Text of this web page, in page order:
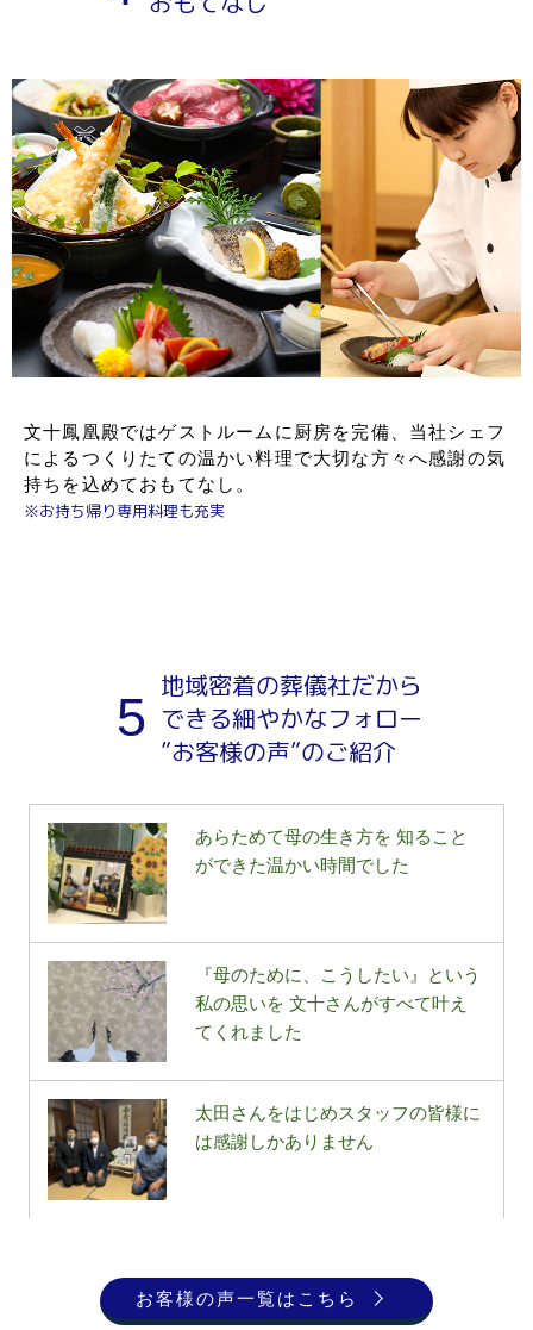
文十鳳凰殿ではゲストルームに厨房を完備、当社シェフ
によるつくりたての温かい料理で大切な方々へ感謝の気
持ちを込めておもてなし。
※お持ち帰り専用料理も充実
5
地域密着の葬儀社だから
できる細やかなフォロー
”お客様の声”のご紹介
あらためて母の生き方を 知ること
ができた温かい時間でした
『母のために、こうしたい』という
私の思いを 文十さんがすべて叶え
てくれました
太田さんをはじめスタッフの皆様に
は感謝しかありません
お客様の声一覧はこちら